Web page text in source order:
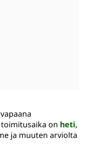
on heti,
ja muuten arviolta